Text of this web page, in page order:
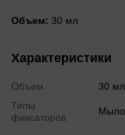
Объем: 30 мл
Характеристики
Объем
30 мл
Типы
фиксаторов
Мыло